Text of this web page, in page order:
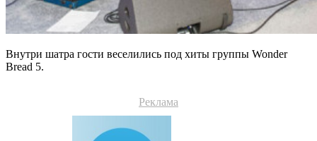
Внутри шатра гости веселились под хиты группы Wonder
Bread 5.
Реклама